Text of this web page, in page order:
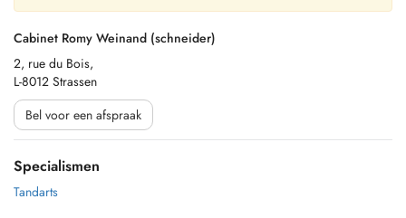
Cabinet Romy Weinand (schneider)
2, rue du Bois,
L-8012 Strassen
Bel voor een afspraak
Specialismen
Tandarts